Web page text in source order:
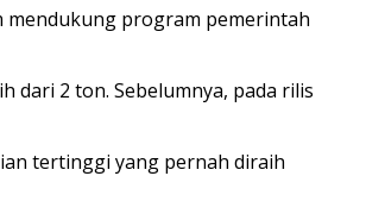
mendukung program pemerintah
dari 2 ton. Sebelumnya, pada rilis
tertinggi yang pernah diraih